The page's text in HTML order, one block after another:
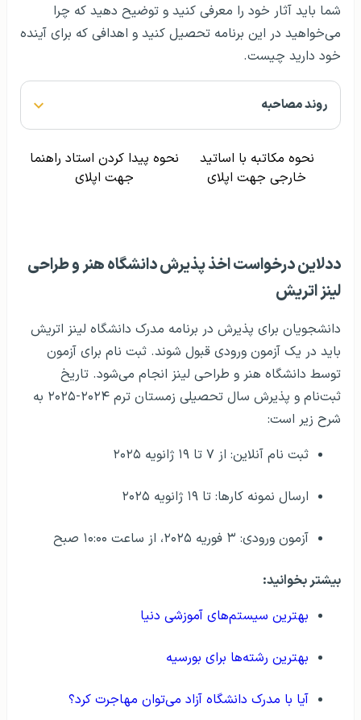
شما باید آثار خود را معرفی کنید و توضیح دهید که چرا
می‌خواهید در این برنامه تحصیل کنید و اهدافی که برای آینده
خود دارید چیست.
روند مصاحبه
نحوه مکاتبه با اساتید
خارجی جهت اپلای
نحوه پیدا کردن استاد راهنما
جهت اپلای
ددلاین درخواست اخذ پذیرش دانشگاه هنر و طراحی
لینز اتریش
دانشجویان برای پذیرش در برنامه مدرک دانشگاه لینز اتریش
باید در یک آزمون ورودی قبول شوند. ثبت نام برای آزمون
توسط دانشگاه هنر و طراحی لینز انجام می‌شود. تاریخ
ثبت‌نام و پذیرش سال تحصیلی زمستان ترم ۲۰۲۴-۲۰۲۵ به
شرح زیر است:
ثبت نام آنلاین: از ۷ تا ۱۹ ژانویه ۲۰۲۵
ارسال نمونه کارها: تا ۱۹ ژانویه ۲۰۲۵
آزمون ورودی: ۳ فوریه ۲۰۲۵، از ساعت ۱۰:۰۰ صبح
بیشتر بخوانید:
بهترین سیستم‌های آموزشی دنیا
بهترین رشته‌ها برای بورسیه
آیا با مدرک دانشگاه آزاد می‌توان مهاجرت کرد؟